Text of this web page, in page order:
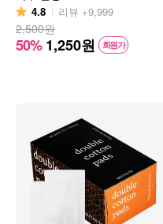
4.8 리뷰 +9,999
2,500원
50% 1,250원 회원가